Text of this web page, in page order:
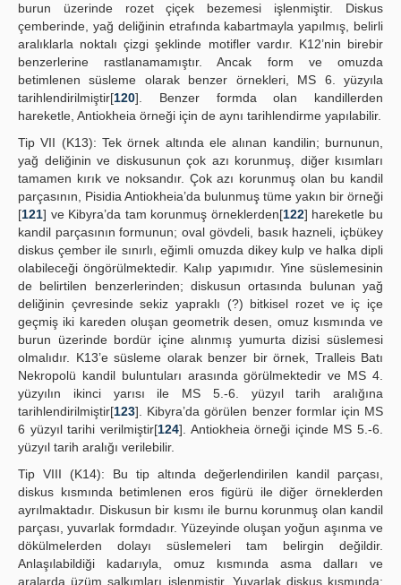
burun üzerinde rozet çiçek bezemesi işlenmiştir. Diskus
çemberinde, yağ deliğinin etrafında kabartmayla yapılmış, belirli
aralıklarla noktalı çizgi şeklinde motifler vardır. K12’nin birebir
benzerlerine rastlanamamıştır. Ancak form ve omuzda
betimlenen süsleme olarak benzer örnekleri, MS 6. yüzyıla
tarihlendirilmiştir[120]. Benzer formda olan kandillerden
hareketle, Antiokheia örneği için de aynı tarihlendirme yapılabilir.
Tip VII (K13): Tek örnek altında ele alınan kandilin; burnunun,
yağ deliğinin ve diskusunun çok azı korunmuş, diğer kısımları
tamamen kırık ve noksandır. Çok azı korunmuş olan bu kandil
parçasının, Pisidia Antiokheia’da bulunmuş tüme yakın bir örneği
[121] ve Kibyra’da tam korunmuş örneklerden[122] hareketle bu
kandil parçasının formunun; oval gövdeli, basık hazneli, içbükey
diskus çember ile sınırlı, eğimli omuzda dikey kulp ve halka dipli
olabileceği öngörülmektedir. Kalıp yapımıdır. Yine süslemesinin
de belirtilen benzerlerinden; diskusun ortasında bulunan yağ
deliğinin çevresinde sekiz yapraklı (?) bitkisel rozet ve iç içe
geçmiş iki kareden oluşan geometrik desen, omuz kısmında ve
burun üzerinde bordür içine alınmış yumurta dizisi süslemesi
olmalıdır. K13’e süsleme olarak benzer bir örnek, Tralleis Batı
Nekropolü kandil buluntuları arasında görülmektedir ve MS 4.
yüzyılın ikinci yarısı ile MS 5.-6. yüzyıl tarih aralığına
tarihlendirilmiştir[123]. Kibyra’da görülen benzer formlar için MS
6 yüzyıl tarihi verilmiştir[124]. Antiokheia örneği içinde MS 5.-6.
yüzyıl tarih aralığı verilebilir.
Tip VIII (K14): Bu tip altında değerlendirilen kandil parçası,
diskus kısmında betimlenen eros figürü ile diğer örneklerden
ayrılmaktadır. Diskusun bir kısmı ile burnu korunmuş olan kandil
parçası, yuvarlak formdadır. Yüzeyinde oluşan yoğun aşınma ve
dökülmelerden dolayı süslemeleri tam belirgin değildir.
Anlaşılabildiği kadarıyla, omuz kısmında asma dalları ve
aralarda üzüm salkımları işlenmiştir. Yuvarlak diskus kısmında;